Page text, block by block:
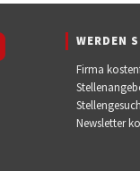
WERDEN
Firma
Newsletter